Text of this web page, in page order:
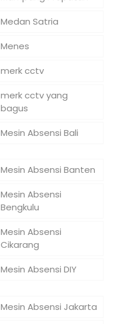
Medan Satria
Menes
merk cctv
merk cctv yang
bagus
Mesin Absensi Bali
Mesin Absensi Banten
Mesin Absensi
Bengkulu
Mesin Absensi
Cikarang
Mesin Absensi DIY
Mesin Absensi Jakarta